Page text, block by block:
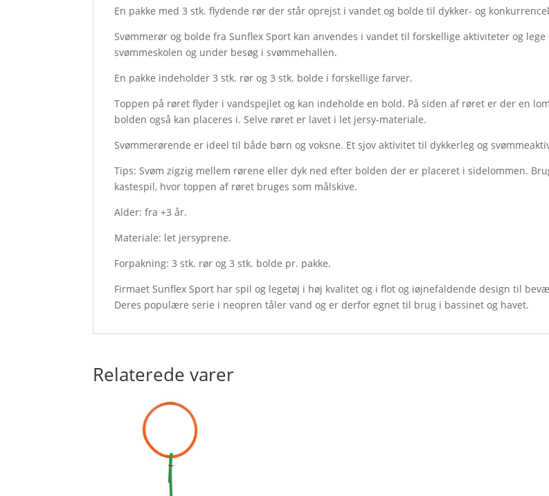
En pakke med 3 stk. flydende rør der står oprejst i vandet og bolde til dykker- og
Svømmerør og bolde fra Sunflex Sport kan anvendes i vandet til forskellige aktiviteter og lege
svømmeskolen og under besøg i svømmehallen.
En pakke indeholder 3 stk. rør og 3 stk. bolde i forskellige farver.
Toppen på røret flyder i vandspejlet og kan indeholde en bold. På siden af røret er der en
bolden også kan placeres i. Selve røret er lavet i let jersy-materiale.
Svømmerørende er ideel til både børn og voksne. Et sjov aktivitet til dykkerleg og
Tips: Svøm zigzig mellem rørene eller dyk ned efter bolden der er placeret i sidelommen.
kastespil, hvor toppen af røret bruges som målskive.
Alder: fra +3 år.
Materiale: let jersyprene.
Forpakning: 3 stk. rør og 3 stk. bolde pr. pakke.
Firmaet Sunflex Sport har spil og legetøj i høj kvalitet og i flot og iøjnefaldende design til
Deres populære serie i neopren tåler vand og er derfor egnet til brug i bassinet og havet.
Relaterede varer